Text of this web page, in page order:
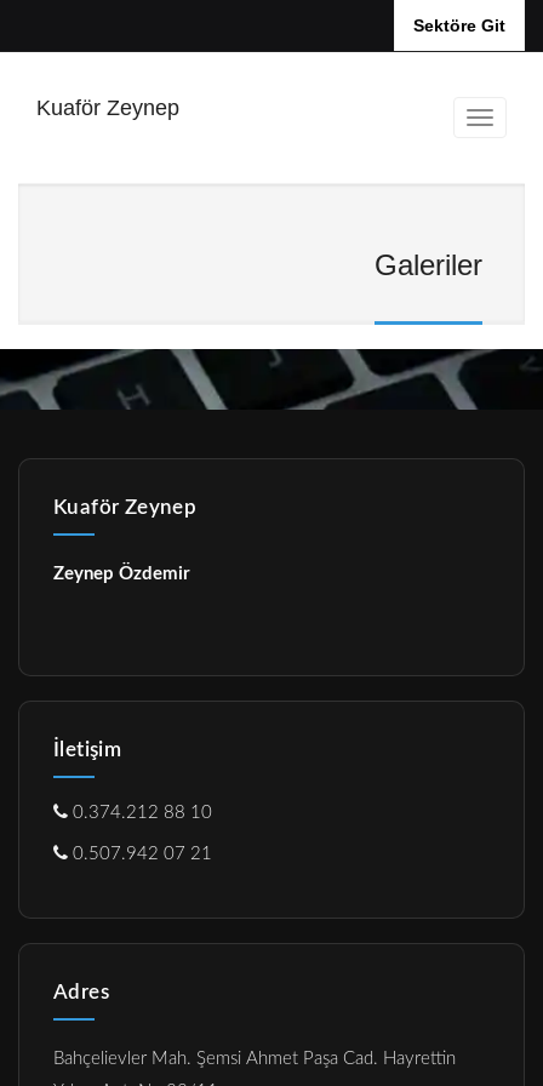
Sektöre Git
Kuaför Zeynep
Galeriler
Kuaför Zeynep
Zeynep Özdemir
İletişim
0.374.212 88 10
0.507.942 07 21
Adres
Bahçelievler Mah. Şemsi Ahmet Paşa Cad. Hayrettin